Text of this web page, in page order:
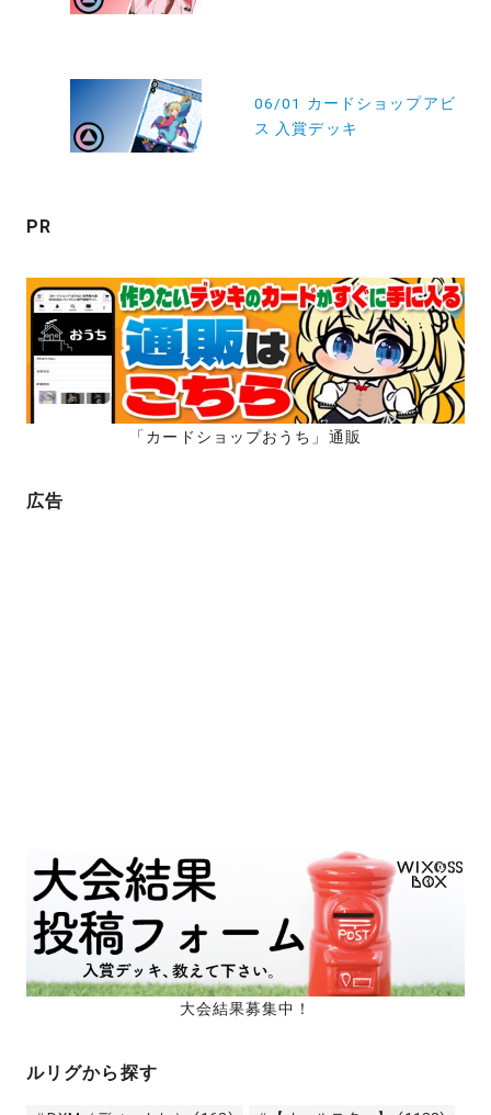
ン
06/01 カードショップアビ
ス 入賞デッキ
PR
「カードショップおうち」通販
広告
大会結果募集中！
ルリグから探す